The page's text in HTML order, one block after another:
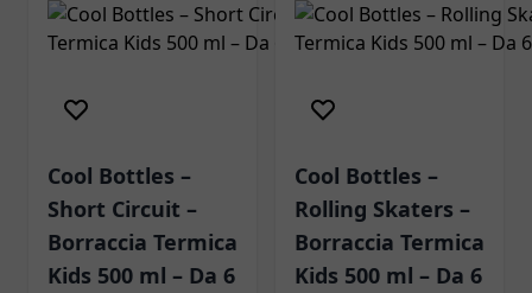
Cool Bottles –
Short Circuit –
Borraccia Termica
Kids 500 ml – Da 6
Cool Bottles –
Rolling Skaters –
Borraccia Termica
Kids 500 ml – Da 6